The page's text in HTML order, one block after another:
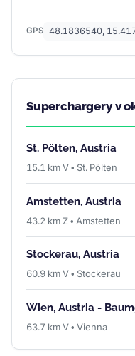
GPS 48.1836540,
Superchargery v
St. Pölten, Austria
15.1 km V • St. Pölten
Amstetten, Austria
43.2 km Z • Amstetten
Stockerau, Austria
60.9 km V • Stockerau
Wien, Austria -
63.7 km V • Vienna